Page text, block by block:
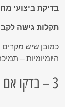
בדיקת ביצועי
תקלות גישה
כמובן שיש
היומיומיות –
3 – בדקו אם יש תיעוד ומעקב אחרי תקלות